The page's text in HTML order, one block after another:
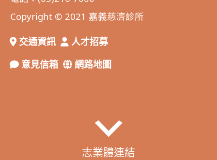
Copyright © 2021 嘉義慈濟診所
交通資訊
人才招募
意見信箱
網路地圖
志業體連結